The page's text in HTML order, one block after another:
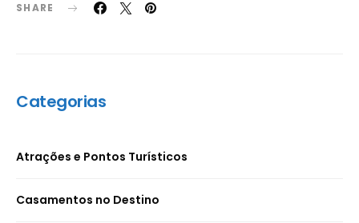
SHARE
Categorias
Atrações e Pontos Turísticos
Casamentos no Destino